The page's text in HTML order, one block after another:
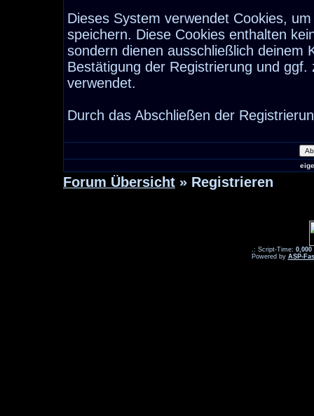
Dieses System verwendet Cookies,
speichern. Diese Cookies enthalten
sondern dienen ausschließlich deinem
Bestätigung der Registrierung und
verwendet.
Durch das Abschließen der
Forum Übersicht » Registrieren
.: Script-Time: 0,000
Powered by ASP-